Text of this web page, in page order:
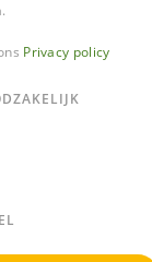
abies 'Lombartsii'
Privacy policy